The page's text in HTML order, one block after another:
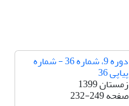
دوره 9، شماره 36 - شماره
پیاپی 36
زمستان 1399
صفحه232-249